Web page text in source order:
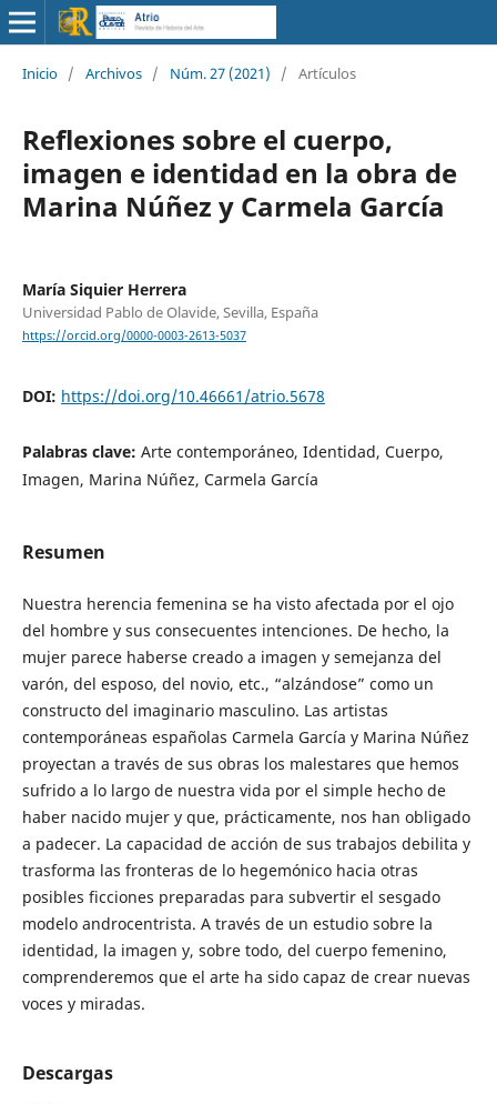
Inicio / Archivos / Núm. 27 (2021) / Artículos
Reflexiones sobre el cuerpo,
imagen e identidad en la obra de
Marina Núñez y Carmela García
María Siquier Herrera
Universidad Pablo de Olavide, Sevilla, España
https://orcid.org/0000-0003-2613-5037
DOI: https://doi.org/10.46661/atrio.5678
Palabras clave: Arte contemporáneo, Identidad, Cuerpo,
Imagen, Marina Núñez, Carmela García
Resumen
Nuestra herencia femenina se ha visto afectada por el ojo
del hombre y sus consecuentes intenciones. De hecho, la
mujer parece haberse creado a imagen y semejanza del
varón, del esposo, del novio, etc., “alzándose” como un
constructo del imaginario masculino. Las artistas
contemporáneas españolas Carmela García y Marina Núñez
proyectan a través de sus obras los malestares que hemos
sufrido a lo largo de nuestra vida por el simple hecho de
haber nacido mujer y que, prácticamente, nos han obligado
a padecer. La capacidad de acción de sus trabajos debilita y
trasforma las fronteras de lo hegemónico hacia otras
posibles ficciones preparadas para subvertir el sesgado
modelo androcentrista. A través de un estudio sobre la
identidad, la imagen y, sobre todo, del cuerpo femenino,
comprenderemos que el arte ha sido capaz de crear nuevas
voces y miradas.
Descargas